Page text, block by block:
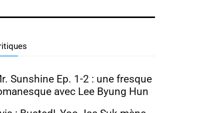
Yeon
Sunshine Ep. 1-2 : une fresque
avec Lee Byung Hun